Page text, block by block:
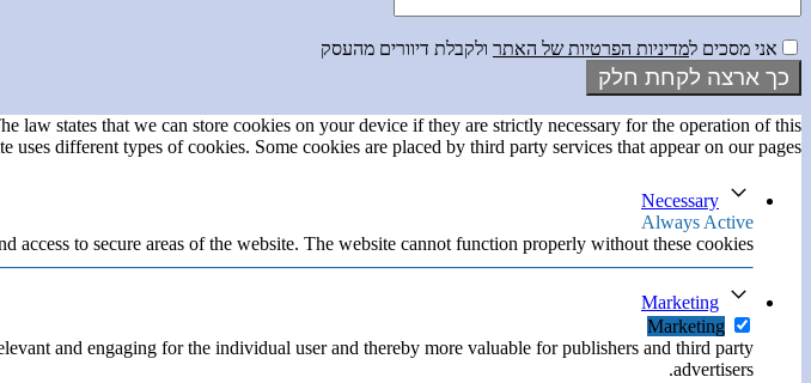
אני מסכים למדיניות הפרטיות של האתר ולקבלת דיוורים מהעסק
law states that we can store cookies on your device if they are strictly necessary for the operation of this
different types of cookies. Some cookies are placed by third party services that appear on our pages.
Necessary
Always Active
to secure areas of the website. The website cannot function properly without these cookies.
Marketing
Marketing
and engaging for the individual user and thereby more valuable for publishers and third party
advertisers.